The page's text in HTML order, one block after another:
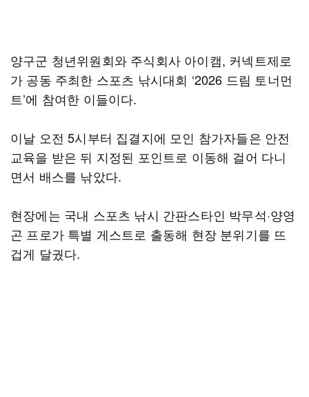
양구군 청년위원회와 주식회사 아이캠, 커넥트제로
가 공동 주최한 스포츠 낚시대회 ‘2026 드림 토너먼
트’에 참여한 이들이다.
이날 오전 5시부터 집결지에 모인 참가자들은 안전
교육을 받은 뒤 지정된 포인트로 이동해 걸어 다니
면서 배스를 낚았다.
현장에는 국내 스포츠 낚시 간판스타인 박무석·양영
곤 프로가 특별 게스트로 출동해 현장 분위기를 뜨
겁게 달궜다.